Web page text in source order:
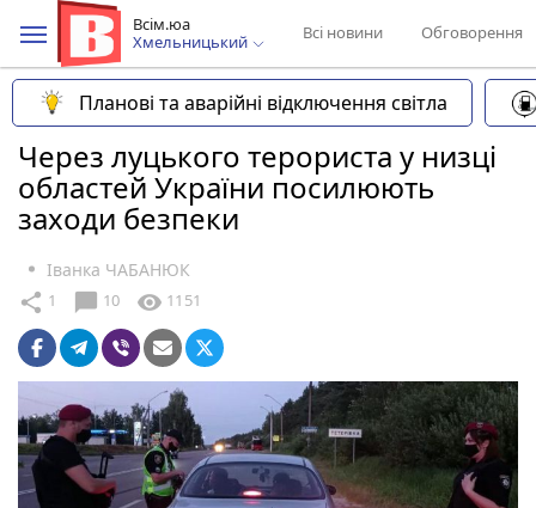
Всім.юа
Хмельницький
Всі новини Обговорення
Планові та аварійні відключення світла
Через луцького терориста у низці
областей України посилюють
заходи безпеки
Іванка ЧАБАНЮК
share 1 chat_bubble 10 visibility 1151